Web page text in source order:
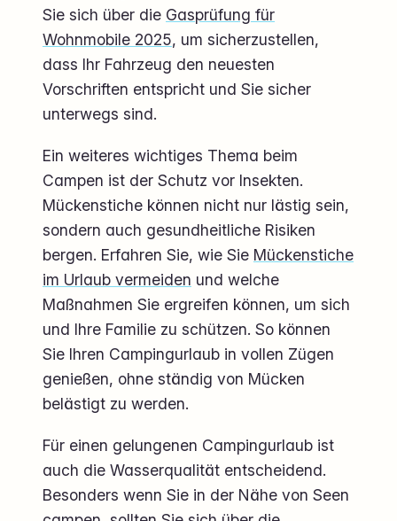
Sie sich über die Gasprüfung für
Wohnmobile 2025, um sicherzustellen,
dass Ihr Fahrzeug den neuesten
Vorschriften entspricht und Sie sicher
unterwegs sind.
Ein weiteres wichtiges Thema beim
Campen ist der Schutz vor Insekten.
Mückenstiche können nicht nur lästig sein,
sondern auch gesundheitliche Risiken
bergen. Erfahren Sie, wie Sie Mückenstiche
im Urlaub vermeiden und welche
Maßnahmen Sie ergreifen können, um sich
und Ihre Familie zu schützen. So können
Sie Ihren Campingurlaub in vollen Zügen
genießen, ohne ständig von Mücken
belästigt zu werden.
Für einen gelungenen Campingurlaub ist
auch die Wasserqualität entscheidend.
Besonders wenn Sie in der Nähe von Seen